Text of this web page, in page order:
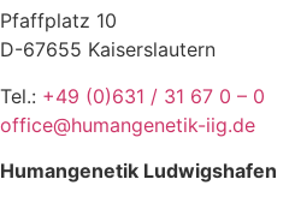
Pfaffplatz 10
D-67655 Kaiserslautern
Tel.: +49 (0)631 / 31 67 0 – 0
office@humangenetik-iig.de
Humangenetik Ludwigshafen